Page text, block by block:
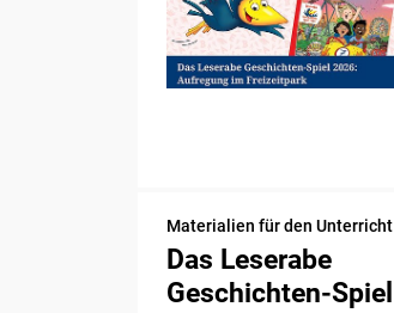
Materialien für den Unterricht
Das Leserabe
Geschichten-Spiel